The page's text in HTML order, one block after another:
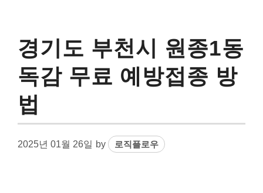
경기도 부천시 원종1동
독감 무료 예방접종 방
법
2025년 01월 26일 by 로직플로우